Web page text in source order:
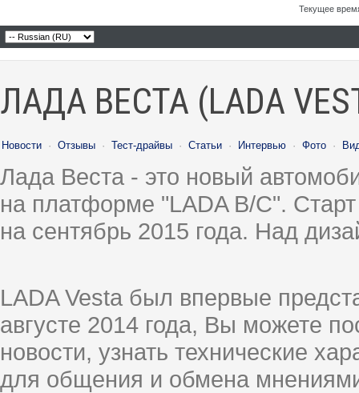
Текущее
ЛАДА ВЕСТА (LADA
Новости · Отзывы · Тест-драйвы · Статьи · Интервью · Фото ·
Лада Веста - это новый
на платформе "LADA B/C".
на сентябрь 2015 года. Над
LADA Vesta был впервые
августе 2014 года, Вы можете
новости, узнать технические
для общения и обмена